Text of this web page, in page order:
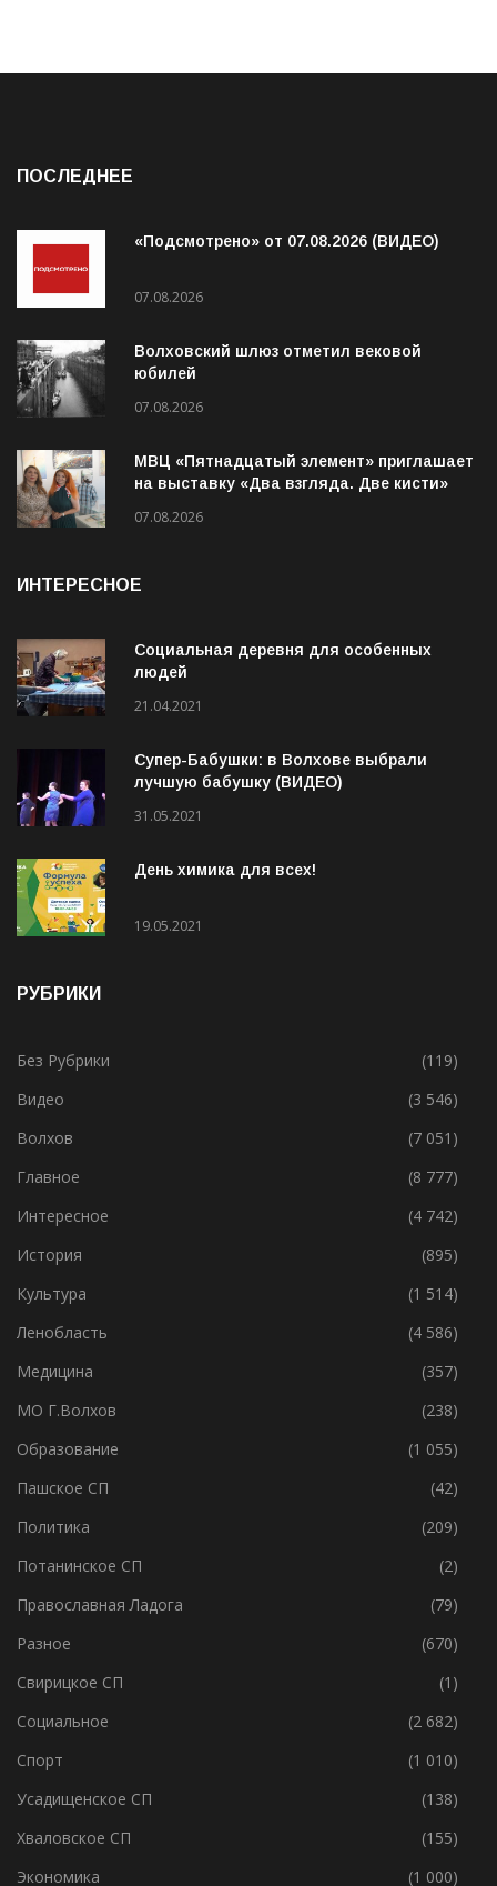
ПОСЛЕДНЕЕ
«Подсмотрено» от 07.08.2026 (ВИДЕО)
07.08.2026
Волховский шлюз отметил вековой
юбилей
07.08.2026
МВЦ «Пятнадцатый элемент» приглашает
на выставку «Два взгляда. Две кисти»
07.08.2026
ИНТЕРЕСНОЕ
Социальная деревня для особенных
людей
21.04.2021
Супер-Бабушки: в Волхове выбрали
лучшую бабушку (ВИДЕО)
31.05.2021
День химика для всех!
19.05.2021
РУБРИКИ
Без Рубрики
(119)
Видео
(3 546)
Волхов
(7 051)
Главное
(8 777)
Интересное
(4 742)
История
(895)
Культура
(1 514)
Ленобласть
(4 586)
Медицина
(357)
МО Г.Волхов
(238)
Образование
(1 055)
Пашское СП
(42)
Политика
(209)
Потанинское СП
(2)
Православная Ладога
(79)
Разное
(670)
Свирицкое СП
(1)
Социальное
(2 682)
Спорт
(1 010)
Усадищенское СП
(138)
Хваловское СП
(155)
Экономика
(1 000)